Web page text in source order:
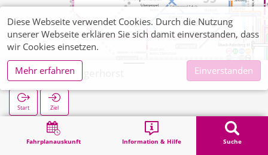
Fahrplanauskunft Information & Hilfe Suche
Teveren Fliegerhorst
Start Ziel
Teveren Fliegerhorst
Diese Webseite verwendet Cookies. Durch die Nutzung
unserer Webseite erklären Sie sich damit einverstanden, dass
wir Cookies einsetzen.
Mehr erfahren
Einverstanden